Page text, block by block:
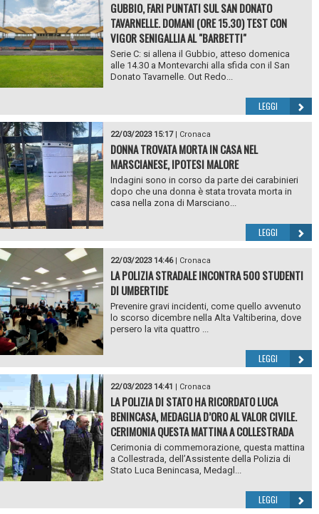
GUBBIO, FARI PUNTATI SUL SAN DONATO
TAVARNELLE. DOMANI (ORE 15.30) TEST CON
VIGOR SENIGALLIA AL "BARBETTI"
Serie C: si allena il Gubbio, atteso domenica
alle 14.30 a Montevarchi alla sfida con il San
Donato Tavarnelle. Out Redo...
LEGGI
22/03/2023 15:17| Cronaca
DONNA TROVATA MORTA IN CASA NEL
MARSCIANESE, IPOTESI MALORE
Indagini sono in corso da parte dei carabinieri
dopo che una donna è stata trovata morta in
casa nella zona di Marsciano...
LEGGI
22/03/2023 14:46| Cronaca
LA POLIZIA STRADALE INCONTRA 500 STUDENTI
DI UMBERTIDE
Prevenire gravi incidenti, come quello avvenuto
lo scorso dicembre nella Alta Valtiberina, dove
persero la vita quattro ...
LEGGI
22/03/2023 14:41 Cronaca
LA POLIZIA DI STATO HA RICORDATO LUCA
BENINCASA, MEDAGLIA D’ORO AL VALOR CIVILE.
CERIMONIA QUESTA MATTINA A COLLESTRADA
Cerimonia di commemorazione, questa mattina
a Collestrada, dell’Assistente della Polizia di
Stato Luca Benincasa, Medagl...
LEGGI